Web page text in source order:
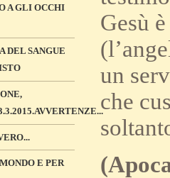
A GLI OCCHI
DEL SANGUE
E PER
Gesù
un
che